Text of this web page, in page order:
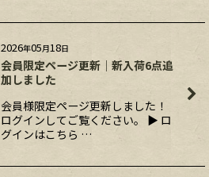
2026年05月18日
会員限定ページ更新｜新入荷6点追
加しました
会員様限定ページ更新しました！
ログインしてご覧ください。 ▶ ロ
グインはこちら …